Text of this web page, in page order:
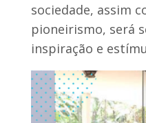
sociedade, assim
pioneirismo, será
inspiração e